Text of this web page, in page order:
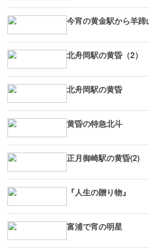
今宵の黄金駅から羊蹄
北舟岡駅の黄昏（2）
北舟岡駅の黄昏
黄昏の特急北斗
正月御崎駅の黄昏(2)
『人生の贈り物』
富浦で宵の明星